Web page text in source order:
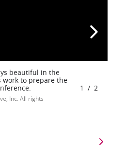
beautiful in the
work to prepare the
Inc. All rights
1 / 2